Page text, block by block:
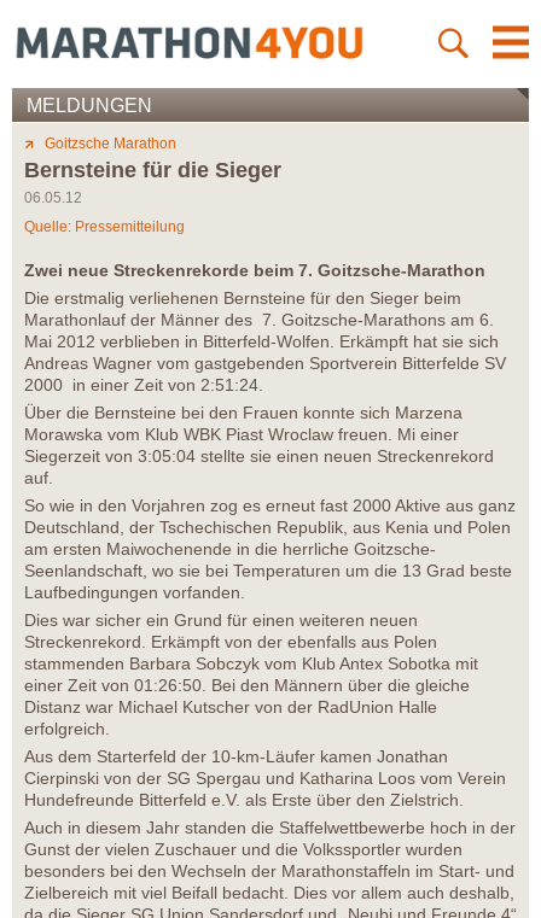
MELDUNGEN
Goitzsche Marathon
Bernsteine für die Sieger
06.05.12
Quelle: Pressemitteilung
Zwei neue Streckenrekorde beim 7. Goitzsche-Marathon
Die erstmalig verliehenen Bernsteine für den Sieger beim
Marathonlauf der Männer des 7. Goitzsche-Marathons am 6.
Mai 2012 verblieben in Bitterfeld-Wolfen. Erkämpft hat sie sich
Andreas Wagner vom gastgebenden Sportverein Bitterfelde SV
2000 in einer Zeit von 2:51:24.
Über die Bernsteine bei den Frauen konnte sich Marzena
Morawska vom Klub WBK Piast Wroclaw freuen. Mi einer
Siegerzeit von 3:05:04 stellte sie einen neuen Streckenrekord
auf.
So wie in den Vorjahren zog es erneut fast 2000 Aktive aus ganz
Deutschland, der Tschechischen Republik, aus Kenia und Polen
am ersten Maiwochenende in die herrliche Goitzsche-
Seenlandschaft, wo sie bei Temperaturen um die 13 Grad beste
Laufbedingungen vorfanden.
Dies war sicher ein Grund für einen weiteren neuen
Streckenrekord. Erkämpft von der ebenfalls aus Polen
stammenden Barbara Sobczyk vom Klub Antex Sobotka mit
einer Zeit von 01:26:50. Bei den Männern über die gleiche
Distanz war Michael Kutscher von der RadUnion Halle
erfolgreich.
Aus dem Starterfeld der 10-km-Läufer kamen Jonathan
Cierpinski von der SG Spergau und Katharina Loos vom Verein
Hundefreunde Bitterfeld e.V. als Erste über den Zielstrich.
Auch in diesem Jahr standen die Staffelwettbewerbe hoch in der
Gunst der vielen Zuschauer und die Volkssportler wurden
besonders bei den Wechseln der Marathonstaffeln im Start- und
Zielbereich mit viel Beifall bedacht. Dies vor allem auch deshalb,